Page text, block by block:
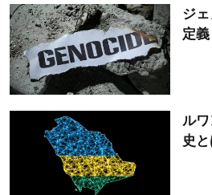
ジ
定
ル
史